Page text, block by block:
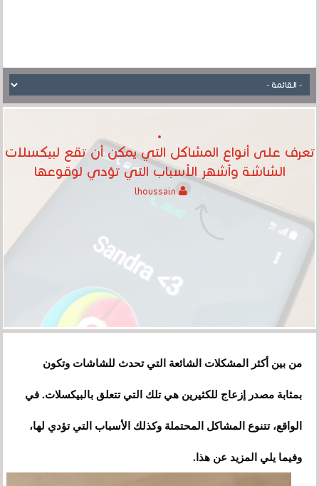
تعرف على أنواع المشاكل التي يمكن أن تقع لبيكسلات
الشاشة وأشهر الأسباب التي تؤدي لوقوعها
من بين أكثر المشكلات الشائعة التي تحدث للشاشات وتكون
بمثابة مصدر إزعاج للكثيرين هي تلك التي تتعلق بالبيكسلات. في
الواقع، تتنوع المشاكل المحتملة وكذلك الأسباب التي تؤدي لها،
وفيما يلي المزيد عن هذا.